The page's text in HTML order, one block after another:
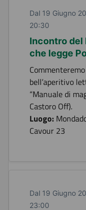
Dal 19 Giugno
20:30
Incontro del
che legge
bell’aperitivo
“Manuale di
Castoro Off).
Luogo:
Cavour 23
Dal 19 Giugno
23:00